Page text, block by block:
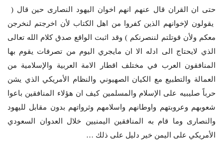
حتى ان القران قال عنهم انهم اخوان اليهود النصارى حين قال (
يقولون لإخوانهم الذين كفروا من اهل الكتاب لأن اخرجتم لنخرجن
معكم ولأن قوتلتم لننصرنكم ) وقد اثبت الواقع صدق كلام الله تعالى
الذي لايحتاج الى ادله الا ان مايجري اليوم من تصرفات يقوم بها
المنافقون العرب في مختلف اقطار الامة العربية والإسلامية من
العمالة والتطبيع مع الكيان الصهيوني والنظام الأمريكي الذي يشن
حرباً صليبيه على الإسلام والمسلمين كيف ان هؤلاء المنافقين باعوا
شعوبهم وعروبتهم واوطانهم واسلامهم وثرواتهم بدون مقابل لليهود
والنصارى وما قام به المنافقين اليمنيين خلال العدوان السعودي
الأمريكي على اليمن خير دليل على ذلك …